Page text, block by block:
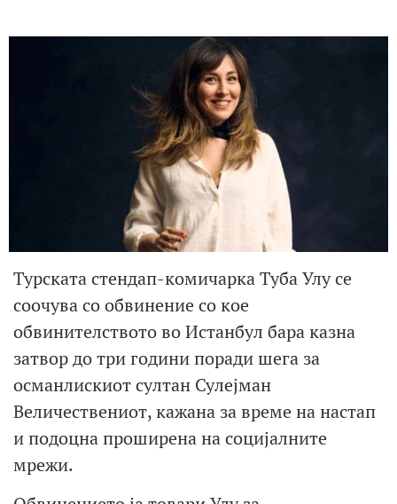
Турската стендап-комичарка Туба Улу се
соочува со обвинение со кое
обвинителството во Истанбул бара казна
затвор до три години поради шега за
османлискиот султан Сулејман
Величествениот, кажана за време на настап
и подоцна проширена на социјалните
мрежи.